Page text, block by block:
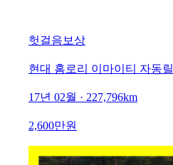
헛걸음보상
현대 홈로리 이마이티 자동릴
17년 02월 · 227,796km
2,600만원